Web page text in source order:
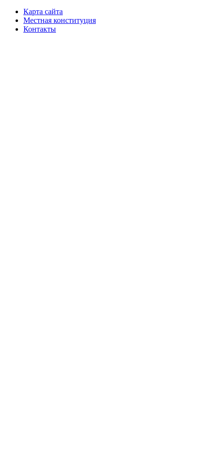
Карта сайта
Местная конституция
Контакты